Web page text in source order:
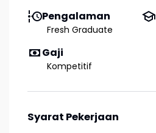
Pengalaman
Fresh Graduate
Gaji
Kompetitif
Syarat Pekerjaan